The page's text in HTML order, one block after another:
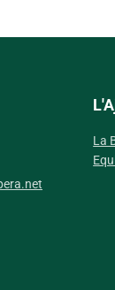
La